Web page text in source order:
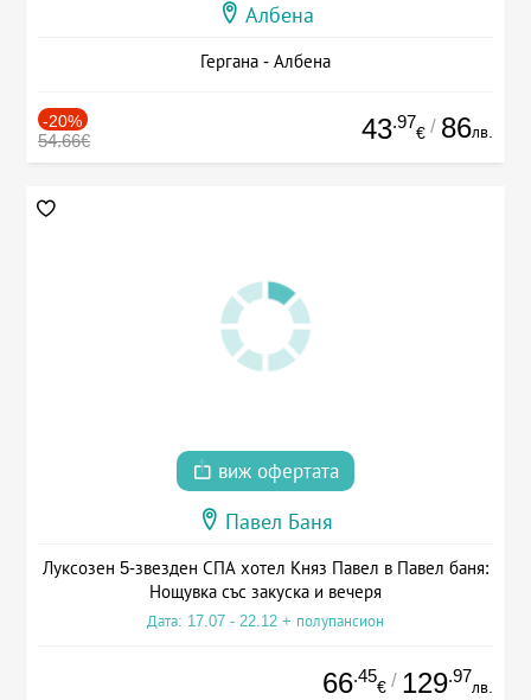
Албена
Гергана - Албена
-20%
54.66€ 43.97
€ / 86лв.
виж офертата
Павел Баня
Луксозен 5-звезден СПА хотел Княз Павел в Павел баня:
Нощувка със закуска и вечеря
Дата: 17.07 - 22.12 + полупансион
66.45
€ / 129.97
лв.